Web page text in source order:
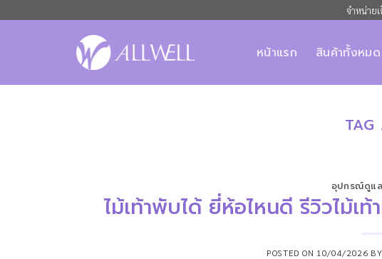
จำหน่าย
หน้าแรก สินค้าทั้งหมด
อุปกรณ์ดูแ
ไม้เท้าพับได้ ยี่ห้อไหนดี รีวิวไม้เ
POSTED ON 10/04/2026 BY